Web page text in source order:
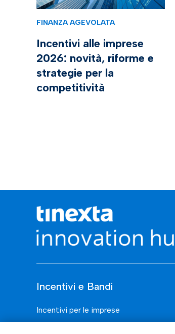
FINANZA AGEVOLATA
Incentivi alle imprese
2026: novità, riforme e
strategie per la
competitività
Incentivi e Bandi
Incentivi per le imprese